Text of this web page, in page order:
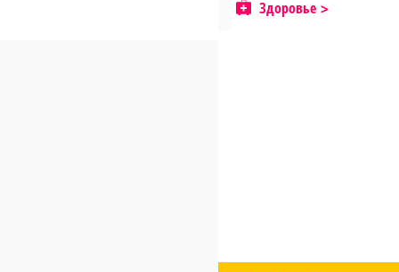
Здоровье